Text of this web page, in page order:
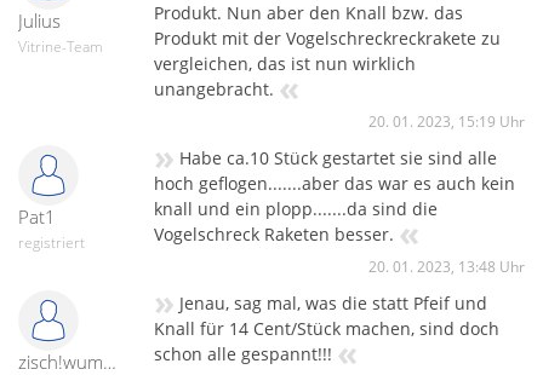
Julius
Vitrine-Team
Produkt. Nun aber den Knall bzw. das
Produkt mit der Vogelschreckreckrakete zu
vergleichen, das ist nun wirklich
unangebracht. «
20. 01. 2023, 15:19 Uhr
Pat1
registriert
» Habe ca.10 Stück gestartet sie sind alle
hoch geflogen.......aber das war es auch kein
knall und ein plopp.......da sind die
Vogelschreck Raketen besser. «
20. 01. 2023, 13:48 Uhr
zisch!wumm!peng!
» Jenau, sag mal, was die statt Pfeif und
Knall für 14 Cent/Stück machen, sind doch
schon alle gespannt!!! «